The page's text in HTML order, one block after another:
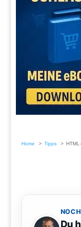
Home Tipps
Du